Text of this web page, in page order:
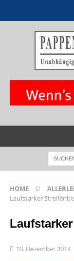
HOME ALLERLEI
Laufstarker
10. Dezember 2014